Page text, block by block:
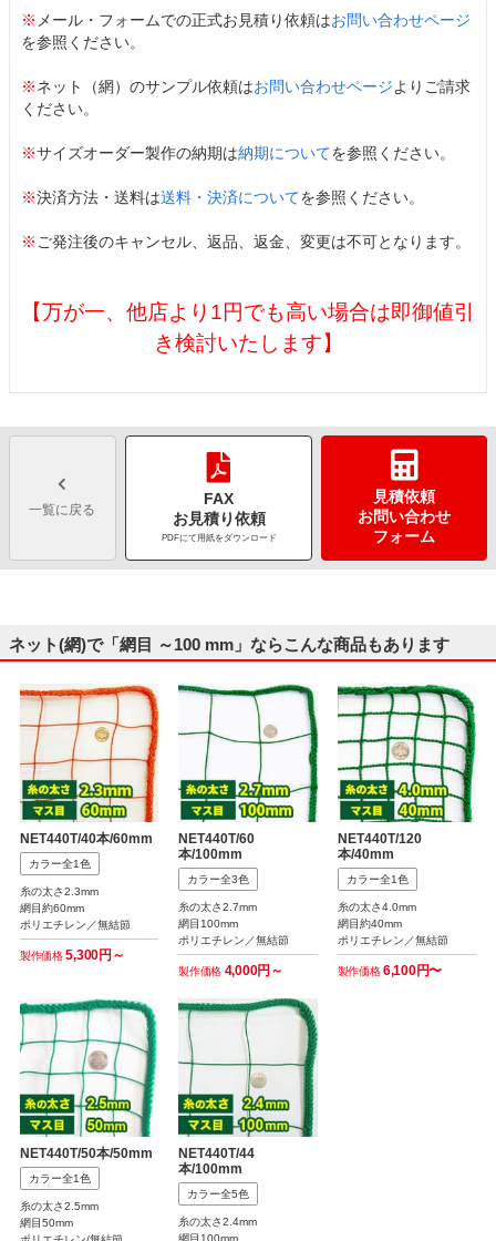
※ メール・フォームでの正式お見積り依頼はお問い合わせページ
を参照ください。
※ネット（網）のサンプル依頼はお問い合わせページよりご請求
ください。
※サイズオーダー製作の納期は納期についてを参照ください。
※決済方法・送料は送料・決済についてを参照ください。
※ ご発注後のキャンセル、返品、返金、変更は不可となります。
【万が一、他店より1円でも高い場合は即御値引
き検討いたします】
一覧に戻る
FAX
お見積り依頼
PDFにて用紙をダウンロード
見積依頼
お問い合わせ
フォーム
ネット(網)で「網目 ～100 mm」ならこんな商品もあります
NET440T/40本/60mm
カラー全1色
糸の太さ2.3mm
網目約60mm
ポリエチレン／無結節
製作価格5,300円～
NET440T/60
本/100mm
カラー全3色
糸の太さ2.7mm
網目100mm
ポリエチレン／無結節
製作価格 4,000円～
NET440T/120
本/40mm
カラー全1色
糸の太さ4.0mm
網目約40mm
ポリエチレン／無結節
製作価格6,100円〜
NET440T/50本/50mm
カラー全1色
糸の太さ2.5mm
網目50mm
NET440T/44
本/100mm
カラー全5色
糸の太さ2.4mm